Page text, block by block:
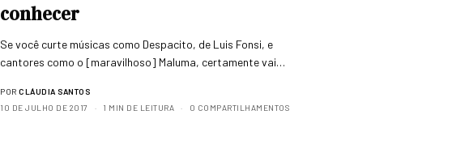
conhecer
Se você curte músicas como Despacito, de Luis Fonsi, e
cantores como o [maravilhoso] Maluma, certamente vai…
POR CLÁUDIA SANTOS
10 DE JULHO DE 2017
1 MIN DE LEITURA 0 COMPARTILHAMENTOS